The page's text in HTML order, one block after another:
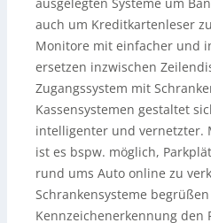
auch um Kreditkartenleser
Monitore mit einfacher und
ersetzen inzwischen
Zugangssystem mit
Kassensystemen gestaltet
intelligenter und vernetzter.
ist es bspw. möglich,
rund ums Auto online zu
Schrankensysteme
Kennzeichenerkennung den